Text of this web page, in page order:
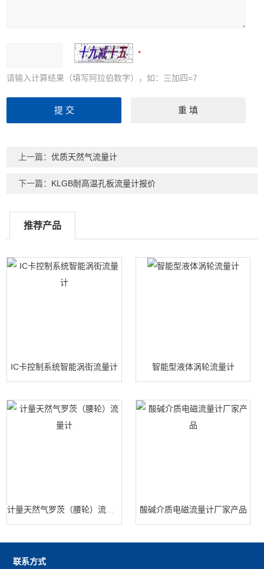
请输入计算结果（填写阿拉伯数字），如：三加四=7
上一篇：优质天然气流量计
下一篇： KLGB耐高温孔板流量计报价
推荐产品
IC卡控制系统智能涡街流量计 智能型液体涡轮流量计
酸碱介质电磁流量计厂家产品
联系方式